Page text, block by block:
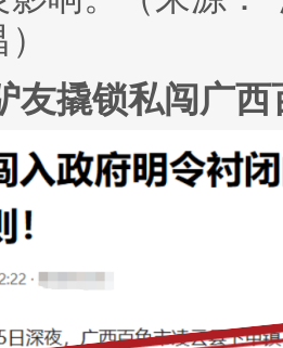
友撬锁私闯广西